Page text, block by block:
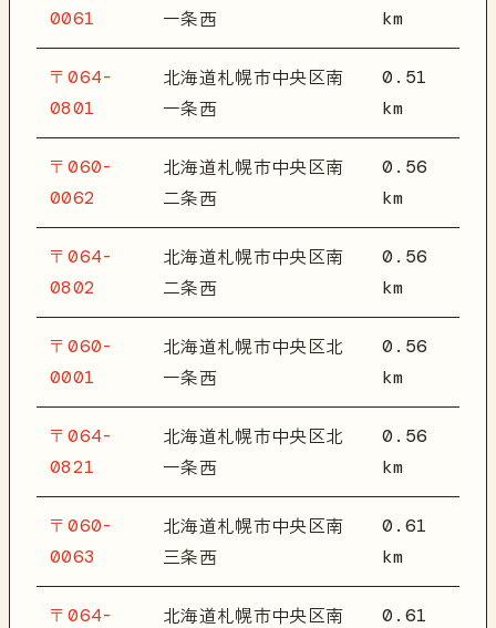
0061 一条西 km
〒064-
0801
北海道札幌市中央区南
一条西
0.51
km
〒060-
0062
北海道札幌市中央区南
二条西
0.56
km
〒064-
0802
北海道札幌市中央区南
二条西
0.56
km
〒060-
0001
北海道札幌市中央区北
一条西
0.56
km
〒064-
0821
北海道札幌市中央区北
一条西
0.56
km
〒060-
0063
北海道札幌市中央区南
三条西
0.61
km
〒064-
北海道札幌市中央区南
0.61